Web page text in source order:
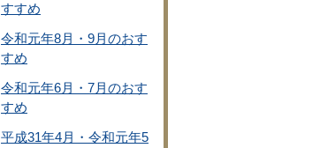
すすめ
令和元年8月・9月のおす
すめ
令和元年6月・7月のおす
すめ
平成31年4月・令和元年5